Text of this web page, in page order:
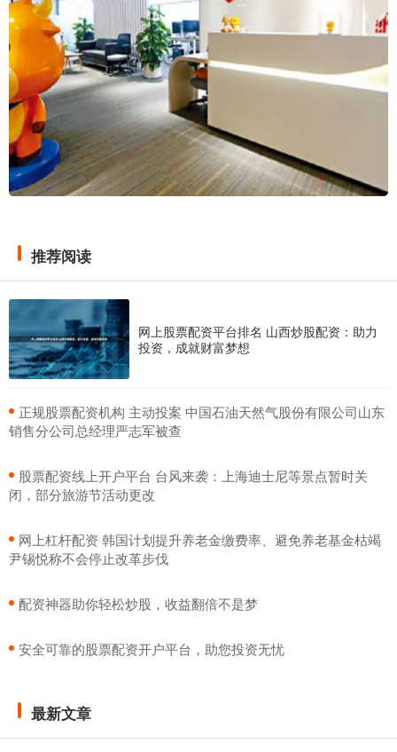
推荐阅读
网上股票配资平台排名 山西炒股配资：助力
投资，成就财富梦想
​正规股票配资机构 主动投案 中国石油天然气股份有限公司山东
销售分公司总经理严志军被查
​股票配资线上开户平台 台风来袭：上海迪士尼等景点暂时关
闭，部分旅游节活动更改
​网上杠杆配资 韩国计划提升养老金缴费率、避免养老基金枯竭
尹锡悦称不会停止改革步伐
​配资神器助你轻松炒股，收益翻倍不是梦
​安全可靠的股票配资开户平台，助您投资无忧
最新文章